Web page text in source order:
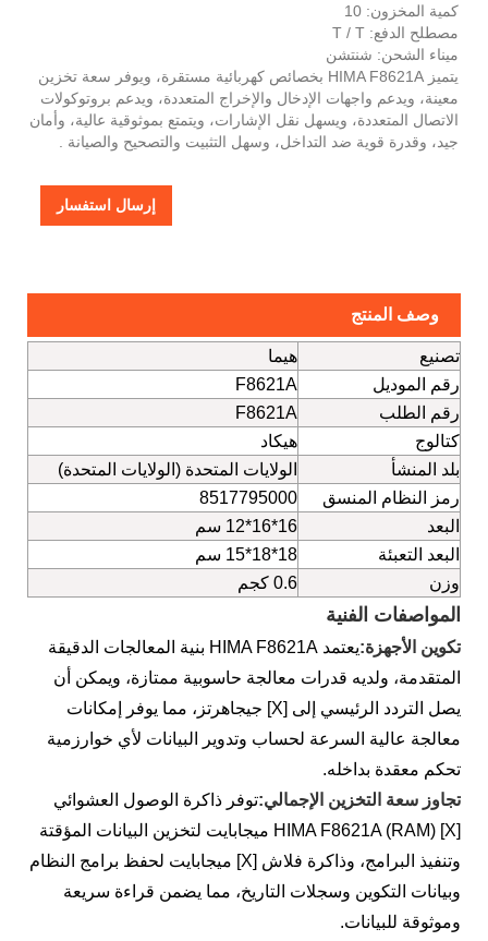
كمية المخزون: 10
مصطلح الدفع: T / T
ميناء الشحن: شنتشن
يتميز HIMA F8621A بخصائص كهربائية مستقرة، ويوفر سعة تخزين
معينة، ويدعم واجهات الإدخال والإخراج المتعددة، ويدعم بروتوكولات
الاتصال المتعددة، ويسهل نقل الإشارات، ويتمتع بموثوقية عالية، وأمان
جيد، وقدرة قوية ضد التداخل، وسهل التثبيت والتصحيح والصيانة .
إرسال استفسار
وصف المنتج
تصنيع
هيما
رقم الموديل
F8621A
رقم الطلب
F8621A
كتالوج
هيكاد
بلد المنشأ
الولايات المتحدة (الولايات المتحدة)
رمز النظام المنسق
8517795000
البعد
16*16*12 سم
البعد التعبئة
18*18*15 سم
وزن
0.6 كجم
المواصفات الفنية
تكوين الأجهزة:
يعتمد HIMA F8621A بنية المعالجات الدقيقة
المتقدمة، ولديه قدرات معالجة حاسوبية ممتازة، ويمكن أن
يصل التردد الرئيسي إلى [X] جيجاهرتز، مما يوفر إمكانات
معالجة عالية السرعة لحساب وتدوير البيانات لأي خوارزمية
تحكم معقدة بداخله.
تجاوز سعة التخزين الإجمالي:توفر ذاكرة الوصول العشوائي
HIMA F8621A (RAM) [X] ميجابايت لتخزين البيانات المؤقتة
وتنفيذ البرامج، وذاكرة فلاش [X] ميجابايت لحفظ برامج النظام
وبيانات التكوين وسجلات التاريخ، مما يضمن قراءة سريعة
وموثوقة للبيانات.